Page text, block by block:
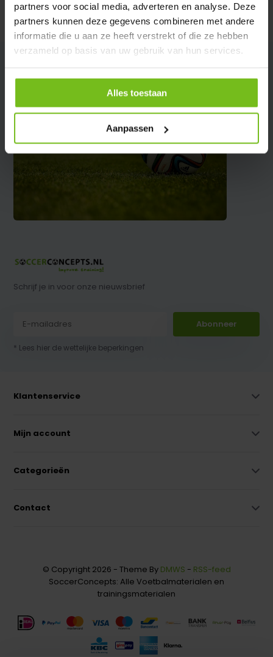
partners voor social media, adverteren en analyse. Deze
partners kunnen deze gegevens combineren met andere
informatie die u aan ze heeft verstrekt of die ze hebben
verzameld op basis van uw gebruik van hun services.
Alles toestaan
Aanpassen
Delen
Schrijf je in voor onze nieuwsbrief
Abonneer
* Lees hier de wettelijke beperkingen
Klantenservice
Mijn account
Categorieën
Contact
© Copyright 2026 - Theme By DMWS - RSS-feed
SoccerConcepts: Alle Voetbalmaterialen en
trainingsmaterialen